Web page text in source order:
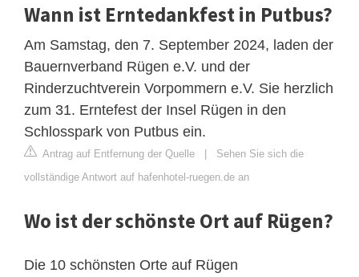
Wann ist Erntedankfest in Putbus?
Am Samstag, den 7. September 2024, laden der
Bauernverband Rügen e.V. und der
Rinderzuchtverein Vorpommern e.V. Sie herzlich
zum 31. Erntefest der Insel Rügen in den
Schlosspark von Putbus ein.
Antrag auf Entfernung der Quelle | Sehen Sie sich die
vollständige Antwort auf hafenhotel-ruegen.de an
Wo ist der schönste Ort auf Rügen?
Die 10 schönsten Orte auf Rügen